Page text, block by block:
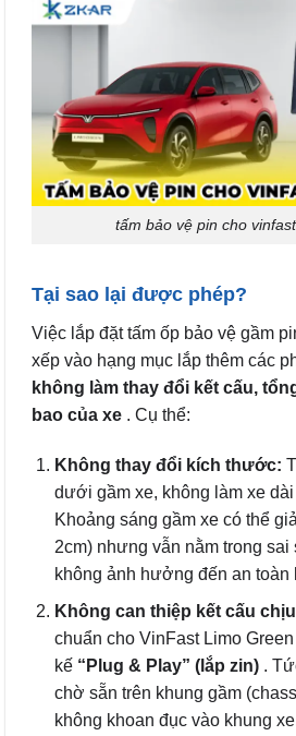
tấm bảo vệ pin cho
Tại sao lại được phép?
Việc lắp đặt tấm ốp bảo vệ gầm
xếp vào hạng mục lắp thêm các
không làm thay đổi kết cấu,
bao của xe . Cụ thể:
Không thay đổi kích thước:
dưới gầm xe, không làm xe
Khoảng sáng gầm xe có thể
2cm) nhưng vẫn nằm trong sai
không ảnh hưởng đến an toàn
Không can thiệp kết cấu
chuẩn cho VinFast Limo
kế “Plug & Play” (lắp zin) .
chờ sẵn trên khung gầm
không khoan đục vào khung